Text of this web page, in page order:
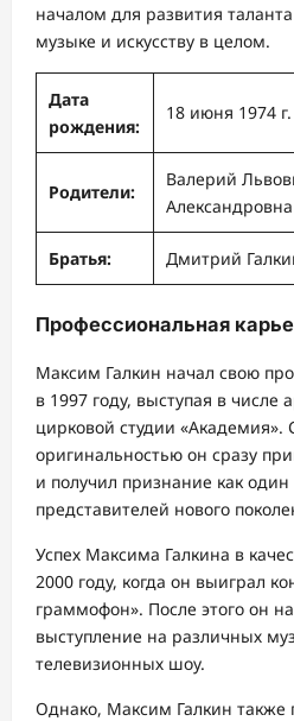
началом для развития
музыке и искусству в целом.
Дата
рождения:
18 июня 1974 г.
Родители:
Валерий
Братья: Дмитрий
Профессиональная
Максим Галкин начал свою
в 1997 году, выступая в числе
цирковой студии «Академия».
оригинальностью он сразу
и получил признание как один
представителей нового
Успех Максима Галкина в
2000 году, когда он выиграл
граммофон». После этого он
выступление на различных
телевизионных шоу.
Однако, Максим Галкин также